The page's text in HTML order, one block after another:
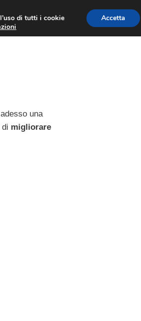
una
migliorare
di tutti i cookie
Accetta